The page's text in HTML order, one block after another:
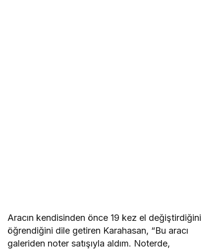
Aracın kendisinden önce 19 kez el değiştirdiğini
öğrendiğini dile getiren Karahasan, “Bu aracı
galeriden noter satışıyla aldım. Noterde,